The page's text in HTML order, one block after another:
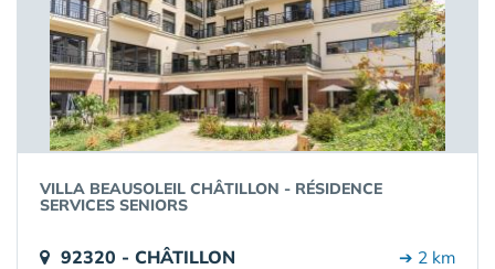
VILLA BEAUSOLEIL CHÂTILLON - RÉSIDENCE
SERVICES SENIORS
92320 - CHÂTILLON ➔ 2 km